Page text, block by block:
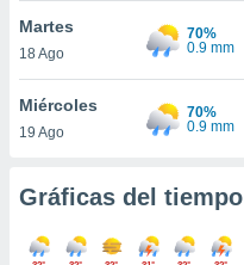
este sitio
IP
de
posible
interés
Para
su
Martes
18 Ago
70%
0.9 mm
Miércoles
19 Ago
70%
0.9 mm
Gráficas del tiempo